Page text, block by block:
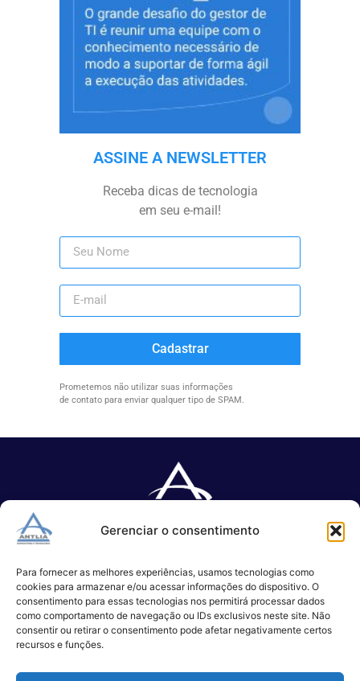
Gerenciar o consentimento
Para fornecer as melhores experiências, usamos tecnologias como
cookies para armazenar e/ou acessar informações do dispositivo. O
consentimento para essas tecnologias nos permitirá processar dados
como comportamento de navegação ou IDs exclusivos neste site. Não
consentir ou retirar o consentimento pode afetar negativamente certos
recursos e funções.
ASSINE A NEWSLETTER
Receba dicas de tecnologia
em seu e-mail!
Cadastrar
Prometemos não utilizar suas informações
de contato para enviar qualquer tipo de SPAM.
TI.
(11) 3017-0999